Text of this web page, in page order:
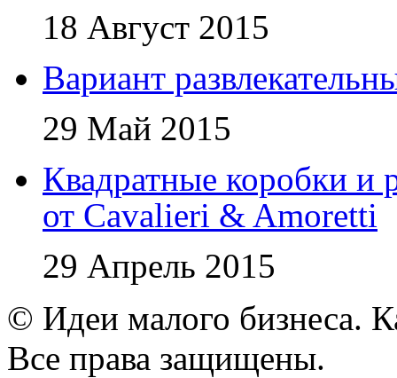
18 Август 2015
Вариант
29 Май 2015
Квадратные коробки и
от Cavalieri & Amoretti
29 Апрель 2015
© Идеи малого бизнеса.
Все права защищены.